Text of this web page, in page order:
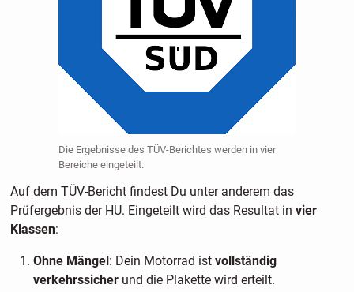
Die Ergebnisse des TÜV-Berichtes werden in vier
Bereiche eingeteilt.
Auf dem TÜV-Bericht findest Du unter anderem das
Prüfergebnis der HU. Eingeteilt wird das Resultat in vier
Klassen:
Ohne Mängel: Dein Motorrad ist vollständig
verkehrssicherund die Plakette wird erteilt.